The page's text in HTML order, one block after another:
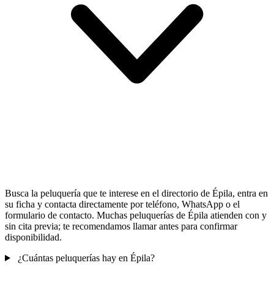
Busca la peluquería que te interese en el directorio de Épila, entra en
su ficha y contacta directamente por teléfono, WhatsApp o el
formulario de contacto. Muchas peluquerías de Épila atienden con y
sin cita previa; te recomendamos llamar antes para confirmar
disponibilidad.
¿Cuántas peluquerías hay en Épila?